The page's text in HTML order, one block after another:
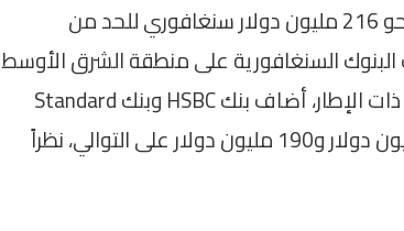
في سنغافورة، خصص بنك “أو سي بي سي” نحو 216 مليون دولار سنغافوري للحد من
السنغافورية على منطقة الشرق الأوسط
لا يتجاوز 3% من إجمالي محافظ الإقراض. في ذات الإطار، أضاف بنك HSBC وبنك Standard
Chartered مخصصات إضافية بقيمة 300 مليون دولار و190 مليون دولار على التوالي، نظراً